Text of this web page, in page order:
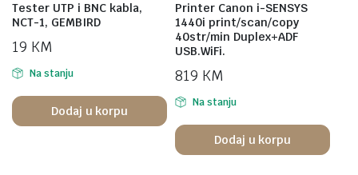
Tester UTP i BNC kabla,
NCT-1, GEMBIRD
19 KM
Na stanju
Dodaj u korpu
Printer Canon i-SENSYS
1440i print/scan/copy
40str/min Duplex+ADF
USB.WiFi.
819 KM
Na stanju
Dodaj u korpu